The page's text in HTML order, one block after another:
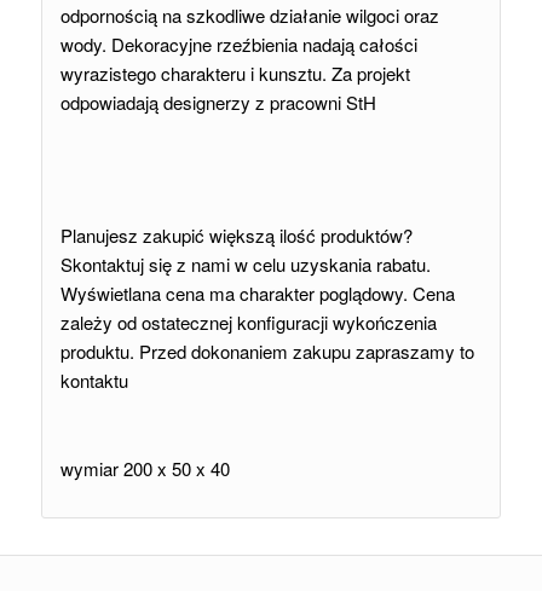
odpornością na szkodliwe działanie wilgoci oraz
wody. Dekoracyjne rzeźbienia nadają całości
wyrazistego charakteru i kunsztu. Za projekt
odpowiadają designerzy z pracowni StH
Planujesz zakupić większą ilość produktów?
Skontaktuj się z nami w celu uzyskania rabatu.
Wyświetlana cena ma charakter poglądowy. Cena
zależy od ostatecznej konfiguracji wykończenia
produktu. Przed dokonaniem zakupu zapraszamy to
kontaktu
wymiar 200 x 50 x 40